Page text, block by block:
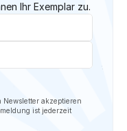
Ihr Exemplar zu.
akzeptieren
ist jederzeit